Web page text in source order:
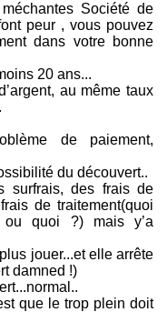
Société de
peur , vous pouvez
dans votre bonne
20 ans...
au même taux
de paiement,
du découvert..
surfrais, des frais de
de traitement(quoi
quoi ?) mais y’a
jouer...et elle arrête
damned !)
que le trop plein doit